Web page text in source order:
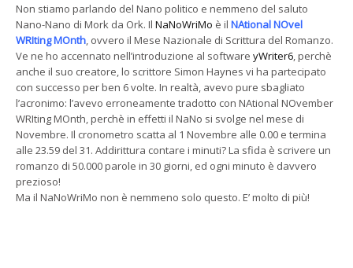
Non stiamo parlando del Nano politico e nemmeno del saluto
Nano-Nano di Mork da Ork. Il NaNoWriMo è il NAtional NOvel
WRIting MOnth, ovvero il Mese Nazionale di Scrittura del Romanzo.
Ve ne ho accennato nell’introduzione al software yWriter6, perchè
anche il suo creatore, lo scrittore Simon Haynes vi ha partecipato
con successo per ben 6 volte. In realtà, avevo pure sbagliato
l’acronimo: l’avevo erroneamente tradotto con NAtional NOvember
WRIting MOnth, perchè in effetti il NaNo si svolge nel mese di
Novembre. Il cronometro scatta al 1 Novembre alle 0.00 e termina
alle 23.59 del 31. Addirittura contare i minuti? La sfida è scrivere un
romanzo di 50.000 parole in 30 giorni, ed ogni minuto è davvero
prezioso!
Ma il NaNoWriMo non è nemmeno solo questo. E’ molto di più!